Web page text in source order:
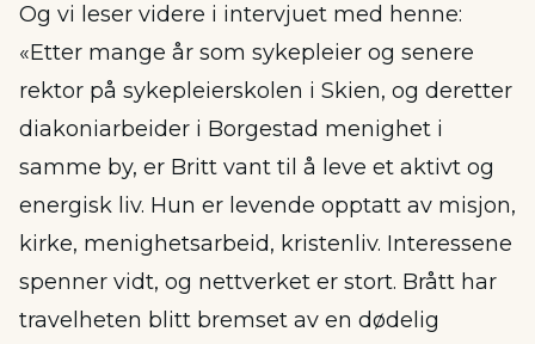
Og vi leser videre i intervjuet med henne:
«Etter mange år som sykepleier og senere
rektor på sykepleierskolen i Skien, og deretter
diakoniarbeider i Borgestad menighet i
samme by, er Britt vant til å leve et aktivt og
energisk liv. Hun er levende opptatt av misjon,
kirke, menighetsarbeid, kristenliv. Interessene
spenner vidt, og nettverket er stort. Brått har
travelheten blitt bremset av en dødelig